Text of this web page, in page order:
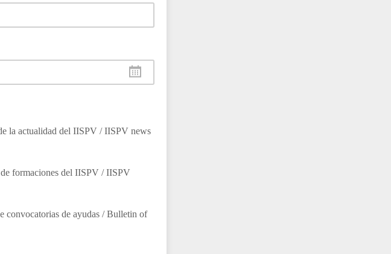
la actualidad del IISPV / IISPV news
formaciones del IISPV / IISPV
convocatorias de ayudas / Bulletin of